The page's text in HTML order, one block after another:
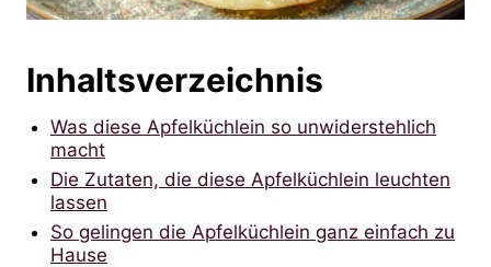
Inhaltsverzeichnis
Was diese Apfelküchlein so unwiderstehlich
macht
Die Zutaten, die diese Apfelküchlein leuchten
lassen
So gelingen die Apfelküchlein ganz einfach zu
Hause